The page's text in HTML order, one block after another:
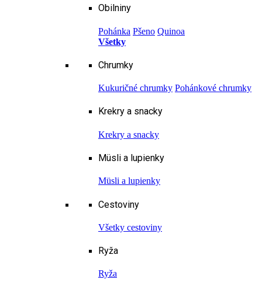
Obilniny
Pohánka Pšeno Quinoa
Všetky
Chrumky
Kukuričné chrumky Pohánkové chrumky
Krekry a snacky
Krekry a snacky
Müsli a lupienky
Müsli a lupienky
Cestoviny
Všetky cestoviny
Ryža
Ryža